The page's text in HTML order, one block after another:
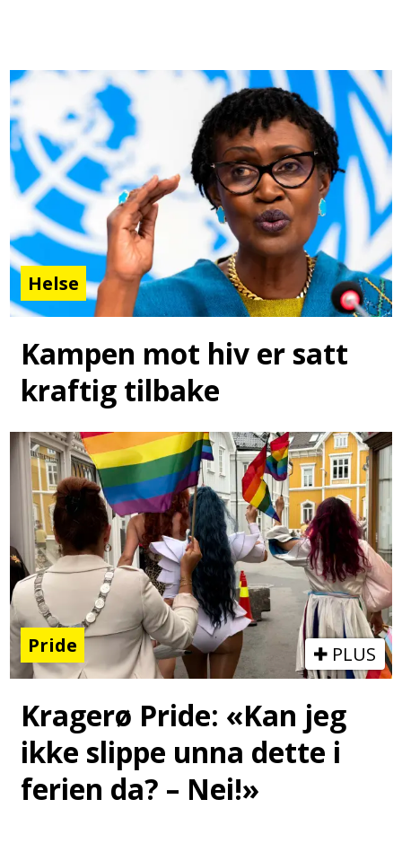
Helse
Kampen mot hiv er satt
kraftig tilbake
Pride PLUS
Kragerø Pride: «Kan jeg
ikke slippe unna dette i
ferien da? – Nei!»